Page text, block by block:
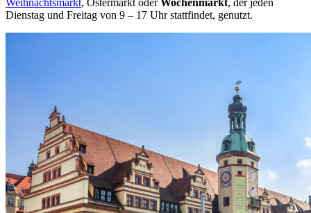
Weihnachtsmarkt, Ostermarkt oder Wochenmarkt, der jeden
Dienstag und Freitag von 9 – 17 Uhr stattfindet, genutzt.